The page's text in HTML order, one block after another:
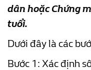
dân hoặc Chứng
tuổi.
Dưới đây là các
Bước 1: Xác định